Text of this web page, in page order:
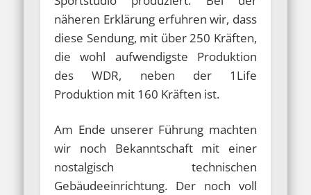
näheren Erklärung erfuhren wir, dass
diese Sendung, mit über 250 Kräften,
die wohl aufwendigste Produktion
des WDR, neben der 1Life
Produktion mit 160 Kräften ist.
Am Ende unserer Führung machten
wir noch Bekanntschaft mit einer
nostalgisch technischen
Gebäudeeinrichtung. Der noch voll